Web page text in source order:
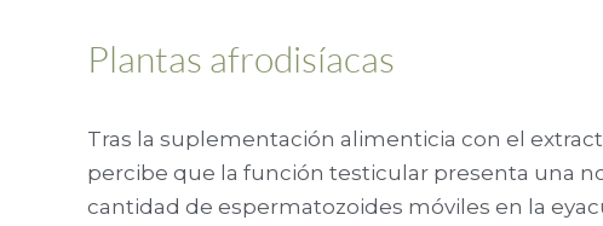
Plantas afrodisíacas
Tras la suplementación alimenticia con el
percibe que la función testicular presenta una
cantidad de espermatozoides móviles en la